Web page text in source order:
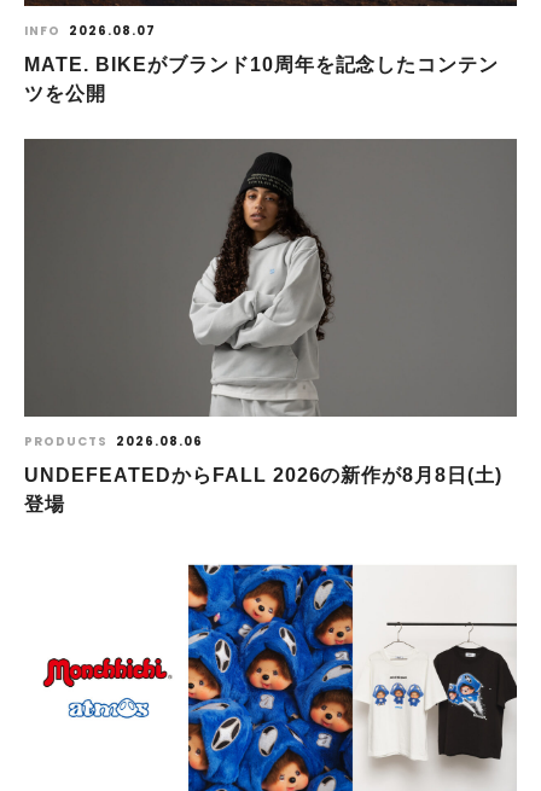
INFO 2026.08.07
MATE. BIKEがブランド10周年を記念したコンテン
ツを公開
PRODUCTS 2026.08.06
UNDEFEATEDからFALL 2026の新作が8⽉8⽇(⼟)
登場